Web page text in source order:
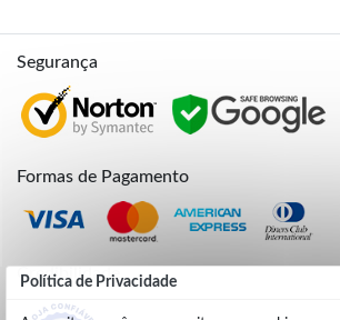
Política de Privacidade
Segurança
Formas de Pagamento
Credibilidade